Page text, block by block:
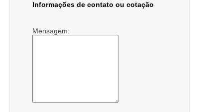
Informações de contato ou cotação
Mensagem: